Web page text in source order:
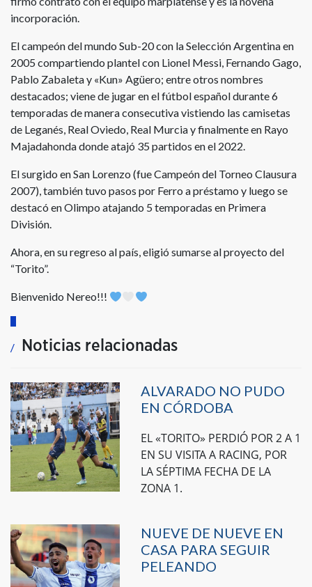
incorporación.
El campeón del mundo Sub-20 con la Selección Argentina en
2005 compartiendo plantel con Lionel Messi, Fernando Gago,
Pablo Zabaleta y «Kun» Agüero; entre otros nombres
destacados; viene de jugar en el fútbol español durante 6
temporadas de manera consecutiva vistiendo las camisetas
de Leganés, Real Oviedo, Real Murcia y finalmente en Rayo
Majadahonda donde atajó 35 partidos en el 2022.
El surgido en San Lorenzo (fue Campeón del Torneo Clausura
2007), también tuvo pasos por Ferro a préstamo y luego se
destacó en Olimpo atajando 5 temporadas en Primera
División.
Ahora, en su regreso al país, eligió sumarse al proyecto del
“Torito”.
Bienvenido Nereo!!!
Noticias relacionadas
ALVARADO NO PUDO
EN CÓRDOBA
EL «TORITO» PERDIÓ POR 2 A 1
EN SU VISITA A RACING, POR
LA SÉPTIMA FECHA DE LA
ZONA 1.
NUEVE DE NUEVE EN
CASA PARA SEGUIR
PELEANDO